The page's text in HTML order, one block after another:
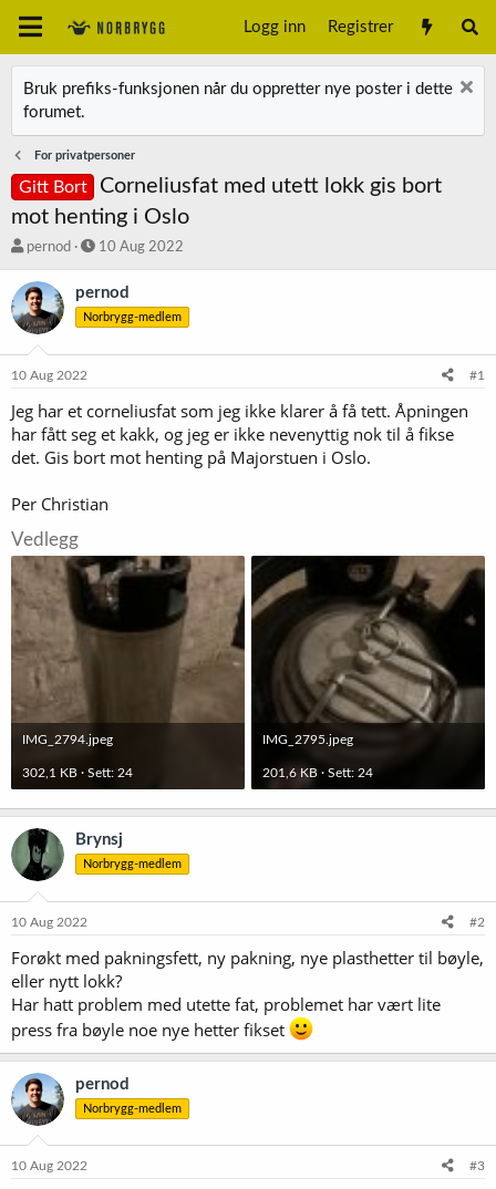
Logg inn Registrer
Bruk prefiks-funksjonen når du oppretter nye poster i dette
forumet.
For privatpersoner
Gitt Bort
Corneliusfat med utett lokk gis bort
mot henting i Oslo
T
å
d
s
t
e
r
pernod
S
a
r
t
o
10 Aug 2022
pernod
Norbrygg-medlem
10 Aug 2022 #1
Jeg har et corneliusfat som jeg ikke klarer å få tett. Åpningen
har fått seg et kakk, og jeg er ikke nevenyttig nok til å fikse
det. Gis bort mot henting på Majorstuen i Oslo.
Per Christian
Vedlegg
IMG_2794.jpeg
302,1 KB · Sett: 24
IMG_2795.jpeg
201,6 KB · Sett: 24
Brynsj
Norbrygg-medlem
10 Aug 2022 #2
Forøkt med pakningsfett, ny pakning, nye plasthetter til bøyle,
eller nytt lokk?
Har hatt problem med utette fat, problemet har vært lite
press fra bøyle noe nye hetter fikset
pernod
Norbrygg-medlem
10 Aug 2022 #3